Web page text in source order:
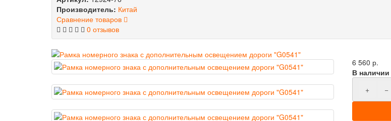
Производитель: Китай
Сравнение товаров
0 отзывов
6 560 р.
В наличии
+
−